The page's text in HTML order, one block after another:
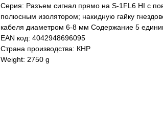
Серия: Разъем сигнал прямо на S-1FL6 HI с
полюсным изолятором; накидную гайку
кабеля диаметром 6-8 мм Содержание 5
EAN код: 4042948696095
Страна производства: КНР
Weight: 2750 g